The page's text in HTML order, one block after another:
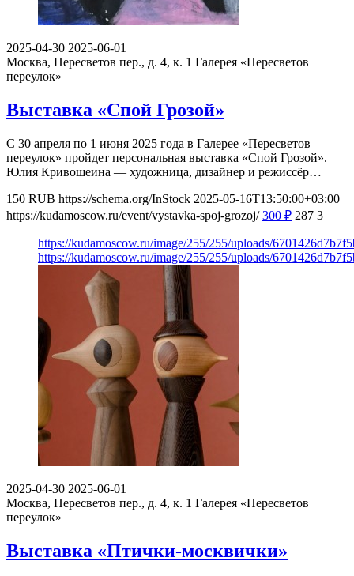
2025-04-30 2025-06-01
Москва, Пересветов пер., д. 4, к. 1 Галерея «Пересветов
переулок»
Выставка «Спой Грозой»
С 30 апреля по 1 июня 2025 года в Галерее «Пересветов
переулок» пройдет персональная выставка «Спой Грозой».
Юлия Кривошеина — художница, дизайнер и режиссёр…
150 RUB https://schema.org/InStock 2025-05-16T13:50:00+03:00
https://kudamoscow.ru/event/vystavka-spoj-grozoj/ 300 ₽ 287 3
https://kudamoscow.ru/image/255/255/uploads/
https://kudamoscow.ru/image/255/255/uploads/
2025-04-30 2025-06-01
Москва, Пересветов пер., д. 4, к. 1 Галерея «Пересветов
переулок»
Выставка «Птички-москвички»